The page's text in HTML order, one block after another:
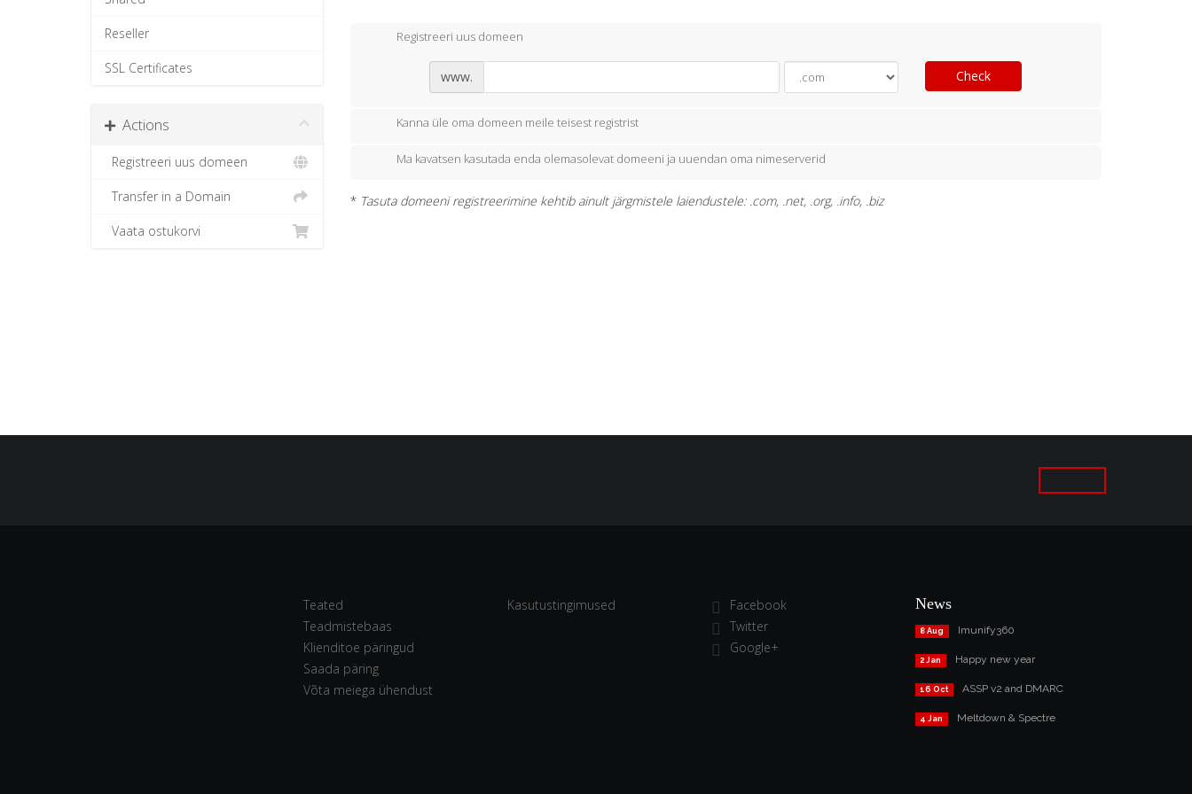
Reseller
SSL Certificates
Actions
Registreeri uus domeen
Transfer in a Domain
Vaata ostukorvi
Registreeri uus domeen
www. Check
Kanna üle oma domeen meile teisest registrist
Ma kavatsen kasutada enda olemasolevat domeeni ja uuendan oma nimeserverid
* Tasuta domeeni registreerimine kehtib ainult järgmistele laiendustele: .com, .net, .org, .info, .biz
Teated
Teadmistebaas
Klienditoe päringud
Saada päring
Võta meiega ühendust
Kasutustingimused
Facebook
Twitter
Google+
News
8 Aug Imunify360
2 Jan Happy new year
16 Oct ASSP v2 and DMARC
4 Jan Meltdown & Spectre